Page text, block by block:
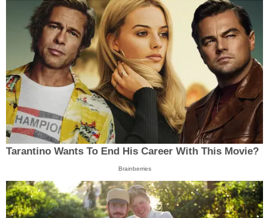
Tarantino Wants To End His Career With This Movie?
Brainberries